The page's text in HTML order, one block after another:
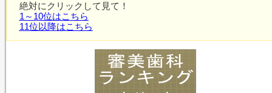
絶対にクリックして見て！
1～10位はこちら
11位以降はこちら